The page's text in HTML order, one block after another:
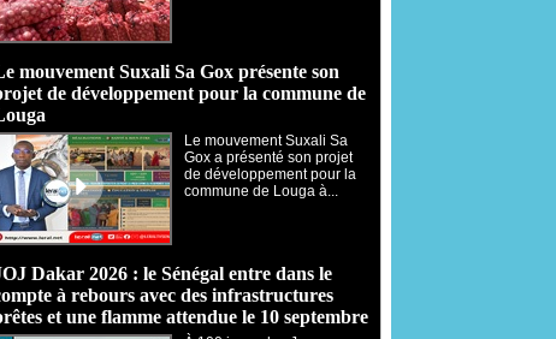
mouvement Suxali Sa Gox présente son
de développement pour la commune de
Le mouvement Suxali Sa
Gox a présenté son projet
de développement pour la
commune de Louga à...
Dakar 2026 : le Sénégal entre dans le
à rebours avec des infrastructures
et une flamme attendue le 10 septembre